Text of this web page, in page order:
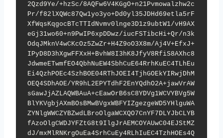
2Qzd9Ye/+hzSc/8AQFw6V4KGgO+n21Pvmowalzhw2c
Pr/f82lXQWc87Qw1yo3yo+Dd0yl35JDHd69etla5rF
XfWqsKqgocBTcTTIdNvmv0lnge3D1z9ubtW1/vH9AX
eGj31wo60+n9PwIP6xpDDwz/iucFSTibcHi+Qr/n3k
OdqJMknV4wCKcOz5ZwZr+H4Z9oO3X8m/Aj4V+EfxJ+
IPyD8D3hXgwFFXxH+BvhW8I3hK8JfyV8RfiS8AXhc8
JdwmeETwmfEO4QbhNuEW4SbhCuE64RrhKuEC4TLhEu
Ei4QzhPOEc4SzhBOE04RThJOEI4TjhGOEkYIRwjDhM
OEQ4SDhAOE/YR9hL2EPYTdhF2EnYQdhO2A+jawVrAW
sGawJjAZLAQWBAuA+cEawOrB6sC8YDVg1WCVYBVg5W
BlYKVgbjAXmBOsBMwBVgxWBFYIZgezgeWD5YHlguWA
ZYNlgWWCZYBZwdLBroOlgaWCXQO7CnYF7DLYJbCLYB
fAzoOlgCWDJYFZtG8t9IlgJrAEMCOYAUwC04EJStMZ
dJ/mxMlRNKrgOuEa4SrhCuEy4RLhIuEC4TzhHOEs4Q